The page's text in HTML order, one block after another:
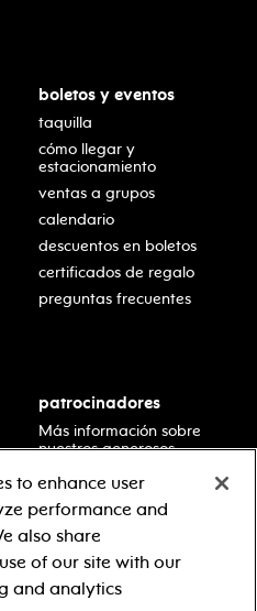
boletos y eventos
taquilla
cómo llegar y
estacionamiento
ventas a grupos
calendario
descuentos en boletos
certificados de regalo
preguntas frecuentes
patrocinadores
Más información sobre
nuestros generosos
to enhance user
performance and
also share
of our site with our
and analytics